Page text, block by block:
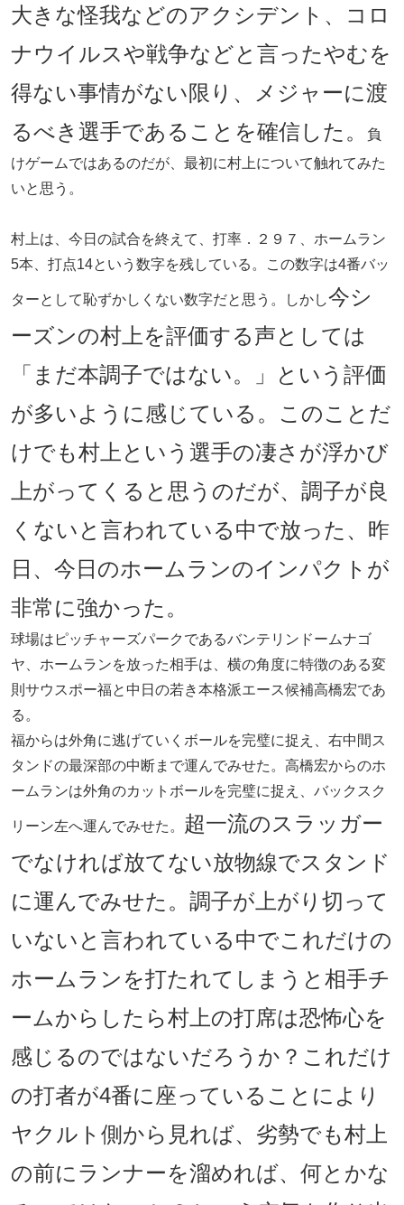
大きな怪我などのアクシデント、コロ
ナウイルスや戦争などと言ったやむを
得ない事情がない限り、メジャーに渡
るべき選手であることを確信した。
負
けゲームではあるのだが、最初に村上について触れてみた
いと思う。
村上は、今日の試合を終えて、打率．２９７、ホームラン
5本、打点14という数字を残している。この数字は4番バッ
ターとして恥ずかしくない数字だと思う。しかし今シ
ーズンの村上を評価する声としては
「まだ本調子ではない。」という評価
が多いように感じている。このことだ
けでも村上という選手の凄さが浮かび
上がってくると思うのだが、調子が良
くないと言われている中で放った、昨
日、今日のホームランのインパクトが
非常に強かった。
球場はピッチャーズパークであるバンテリンドームナゴ
ヤ、ホームランを放った相手は、横の角度に特徴のある変
則サウスポー福と中日の若き本格派エース候補高橋宏であ
る。
福からは外角に逃げていくボールを完璧に捉え、右中間ス
タンドの最深部の中断まで運んでみせた。高橋宏からのホ
ームランは外角のカットボールを完璧に捉え、バックスク
リーン左へ運んでみせた。 超一流のスラッガー
でなければ放てない放物線でスタンド
に運んでみせた。調子が上がり切って
いないと言われている中でこれだけの
ホームランを打たれてしまうと相手チ
ームからしたら村上の打席は恐怖心を
感じるのではないだろうか？これだけ
の打者が4番に座っていることにより
ヤクルト側から見れば、劣勢でも村上
の前にランナーを溜めれば、何とかな